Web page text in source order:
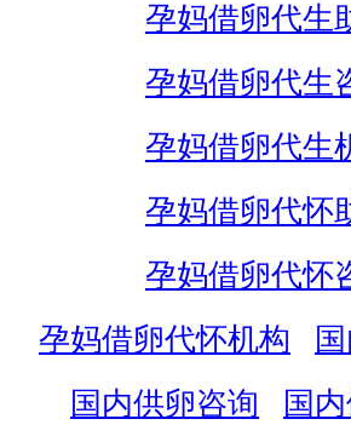
孕妈借卵代生
孕妈借卵代生
孕妈借卵代生
孕妈借卵代怀
孕妈借卵代怀
孕妈借卵代怀机构
国内供卵咨询
国